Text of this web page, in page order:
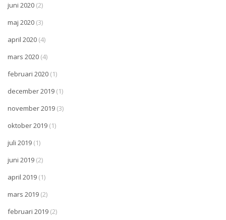
juni 2020 (2)
maj 2020 (3)
april 2020 (4)
mars 2020 (4)
februari 2020 (1)
december 2019 (1)
november 2019 (3)
oktober 2019 (1)
juli 2019 (1)
juni 2019 (2)
april 2019 (1)
mars 2019 (2)
februari 2019 (2)